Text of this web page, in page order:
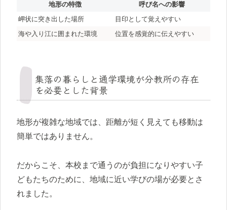
地形の特徴
呼び名への影響
岬状に突き出した場所
目印として覚えやすい
海や入り江に囲まれた環境
位置を感覚的に伝えやすい
集落の暮らしと通学環境が分教所の存在
を必要とした背景
地形が複雑な地域では、距離が短く見えても移動は
簡単ではありません。
だからこそ、本校まで通うのが負担になりやすい子
どもたちのために、地域に近い学びの場が必要とさ
れました。